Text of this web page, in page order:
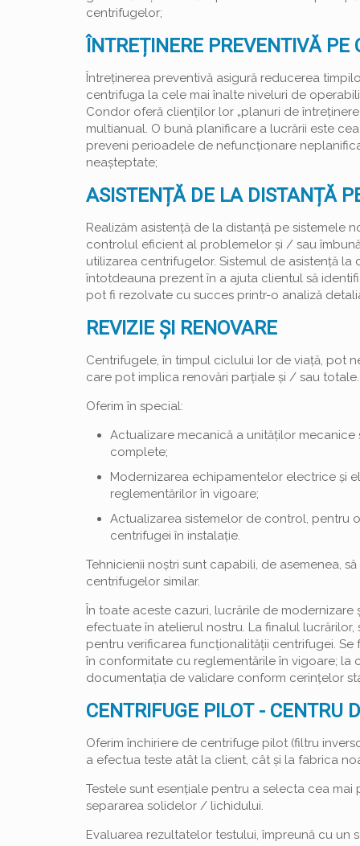
centrifugelor;
ÎNTREȚINERE PREVENTIVĂ PE
Întreținerea preventivă asigură reducerea
centrifuga la cele mai înalte niveluri de
Condor oferă clienților lor „planuri de
multianual. O bună planificare a lucrării este
preveni perioadele de nefuncționare
neașteptate;
ASISTENȚĂ DE LA DISTANȚĂ
Realizăm asistență de la distanță pe sistemele
controlul eficient al problemelor și / sau
utilizarea centrifugelor. Sistemul de asistență la
întotdeauna prezent în a ajuta clientul să
pot fi rezolvate cu succes printr-o analiză
REVIZIE ȘI RENOVARE
Centrifugele, în timpul ciclului lor de viață, pot
care pot implica renovări parțiale și / sau totale.
Oferim în special:
Actualizare mecanică a unităților
complete;
Modernizarea echipamentelor electrice și
reglementărilor în vigoare;
Actualizarea sistemelor de control, pentru
centrifugei în instalație.
Tehnicienii noștri sunt capabili, de asemenea,
centrifugelor similar.
În toate aceste cazuri, lucrările de modernizare
efectuate în atelierul nostru. La finalul lucrărilor,
pentru verificarea funcționalității centrifugei.
în conformitate cu reglementările în vigoare; la
documentația de validare conform cerințelor
CENTRIFUGE PILOT - CENTRU
Oferim închiriere de centrifuge pilot (filtru
a efectua teste atât la client, cât și la fabrica
Testele sunt esențiale pentru a selecta cea
separarea solidelor / lichidului.
Evaluarea rezultatelor testului, împreună cu un